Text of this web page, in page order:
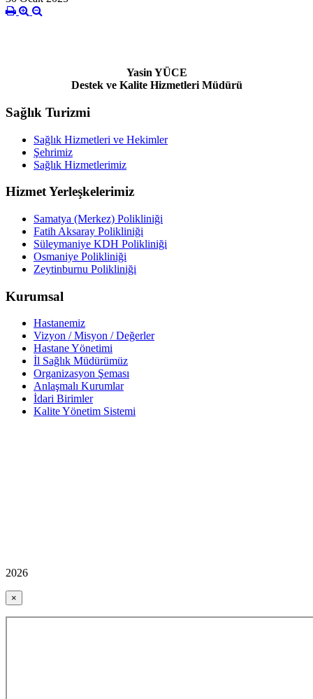
Yasin YÜCE
Destek ve Kalite Hizmetleri Müdürü
Sağlık Turizmi
Sağlık Hizmetleri ve Hekimler
Şehrimiz
Sağlık Hizmetlerimiz
Hizmet Yerleşkelerimiz
Samatya (Merkez) Polikliniği
Fatih Aksaray Polikliniği
Süleymaniye KDH Polikliniği
Osmaniye Polikliniği
Zeytinburnu Polikliniği
Kurumsal
Hastanemiz
Vizyon / Misyon / Değerler
Hastane Yönetimi
İl Sağlık Müdürümüz
Organizasyon Şeması
Anlaşmalı Kurumlar
İdari Birimler
Kalite Yönetim Sistemi
2026
×